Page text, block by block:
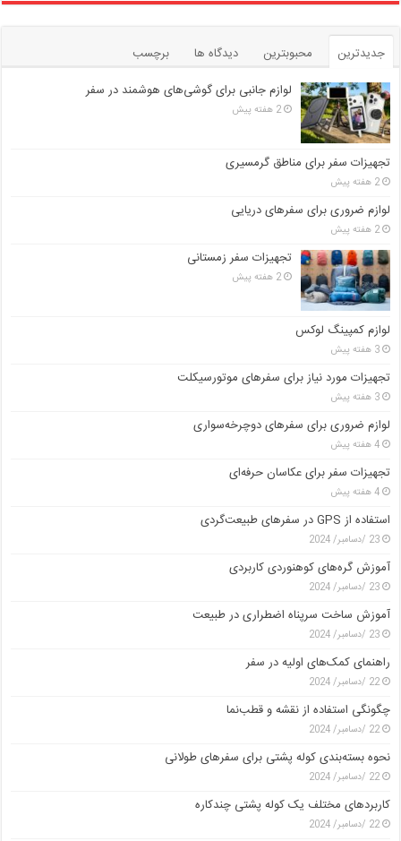
جدیدترین محبوبترین دیدگاه ها
برچسب
لوازم جانبی برای گوشی‌های هوشمند در سفر
2 هفته پیش
تجهیزات سفر برای مناطق گرمسیری
2 هفته پیش
لوازم ضروری برای سفرهای دریایی
2 هفته پیش
تجهیزات سفر زمستانی
2 هفته پیش
لوازم کمپینگ لوکس
3 هفته پیش
تجهیزات مورد نیاز برای سفرهای موتورسیکلت
3 هفته پیش
لوازم ضروری برای سفرهای دوچرخه‌سواری
4 هفته پیش
تجهیزات سفر برای عکاسان حرفه‌ای
4 هفته پیش
استفاده از GPS در سفرهای طبیعت‌گردی
23 /دسامبر/ 2024
آموزش گره‌های کوهنوردی کاربردی
23 /دسامبر/ 2024
آموزش ساخت سرپناه اضطراری در طبیعت
23 /دسامبر/ 2024
راهنمای کمک‌های اولیه در سفر
22 /دسامبر/ 2024
چگونگی استفاده از نقشه و قطب‌نما
22 /دسامبر/ 2024
نحوه بسته‌بندی کوله پشتی برای سفرهای طولانی
22 /دسامبر/ 2024
کاربردهای مختلف یک کوله پشتی چندکاره
22 /دسامبر/ 2024